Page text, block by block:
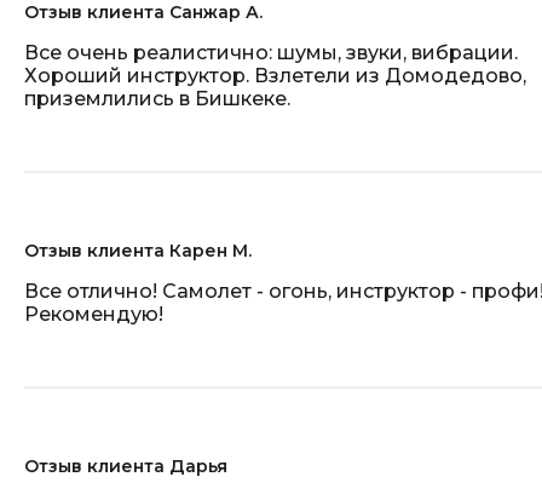
Отзыв клиента Санжар А.
Все очень реалистично: шумы, звуки, вибрации.
Хороший инструктор. Взлетели из Домодедово,
приземлились в Бишкеке.
Отзыв клиента Карен М.
Все отлично! Самолет - огонь, инструктор -
Рекомендую!
Отзыв клиента Дарья